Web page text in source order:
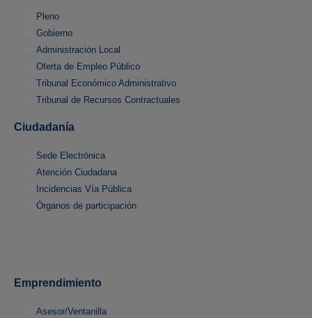
Pleno
Gobierno
Administración Local
Oferta de Empleo Público
Tribunal Económico Administrativo
Tribunal de Recursos Contractuales
Ciudadanía
Sede Electrónica
Atención Ciudadana
Incidencias Vía Pública
Órganos de participación
Emprendimiento
Asesor/Ventanilla